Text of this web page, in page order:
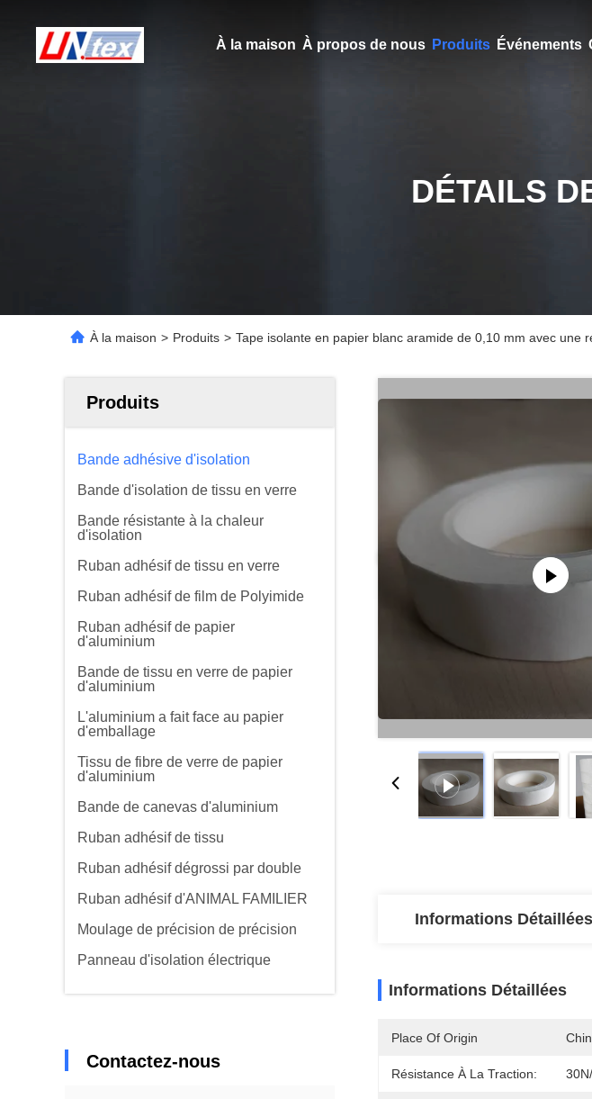
À la maison À propos de nous Produits Événements
DÉTAILS
À la maison > Produits > Tape isolante en papier blanc aramide de 0,10 mm avec une
Produits
Bande adhésive d'isolation
Bande d'isolation de tissu en verre
Bande résistante à la chaleur
d'isolation
Ruban adhésif de tissu en verre
Ruban adhésif de film de Polyimide
Ruban adhésif de papier
d'aluminium
Bande de tissu en verre de papier
d'aluminium
L'aluminium a fait face au papier
d'emballage
Tissu de fibre de verre de papier
d'aluminium
Bande de canevas d'aluminium
Ruban adhésif de tissu
Ruban adhésif dégrossi par double
Ruban adhésif d'ANIMAL FAMILIER
Moulage de précision de précision
Panneau d'isolation électrique
Contactez-nous
Informations Détaillées
Informations Détaillées
Place Of Origin
Résistance À La Traction: